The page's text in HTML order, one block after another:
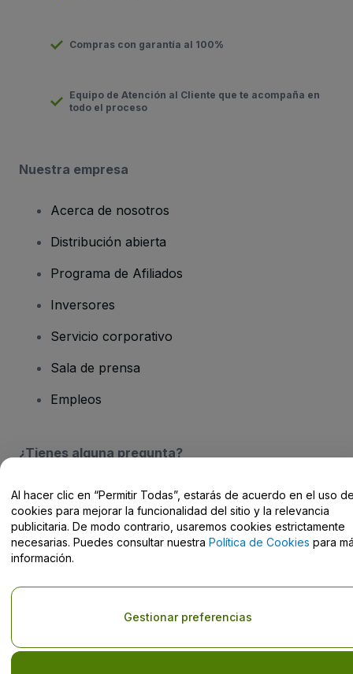
Compras con garantía al 100%
Equipo de Atención al Cliente que te acompaña en
todo el proceso
Nuestra empresa
Acerca de nosotros
Distribución abierta
Programa de Afiliados
Inversores
Servicio corporativo
Sala de prensa
Empleos
¿Tienes alguna pregunta?
Centro de Ayuda / Contacto
Derechos reservados © viagogo Entertainment Inc 2026 Datos de
El uso de este sitio web constituye la aceptación de los
Política de Privacidad, de laPolítica de Cookies
No compartir mi información personal ni tus opciones de
Al hacer clic en “Permitir Todas”, estarás de acuerdo en el uso
cookies para mejorar la funcionalidad del sitio y la relevancia
publicitaria. De modo contrario, usaremos cookies estrictamente
necesarias. Puedes consultar nuestra Política de Cookies para
información.
Gestionar preferencias